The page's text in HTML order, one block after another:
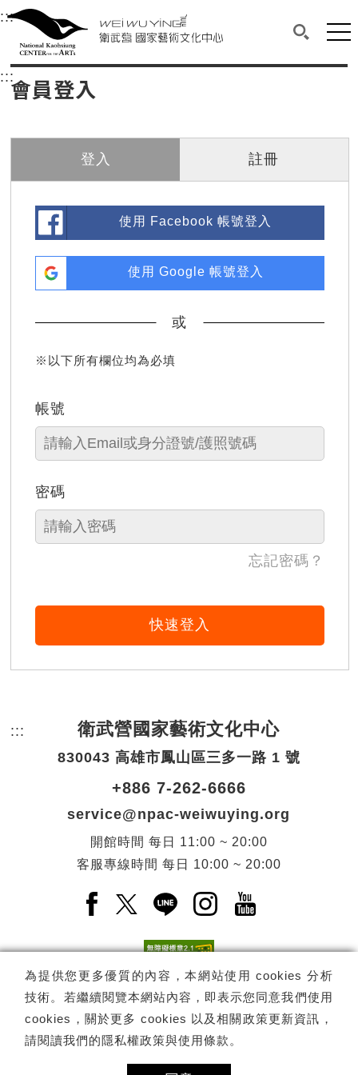
衛武營國家藝術文化中心
中央內容區塊，為本頁主要內容區。
:::選單連結區塊，此區塊列有本網站主要連結。
衛武營國家藝術文化中心
搜尋(開
網
::: 中央內容區塊，為本頁主要內容區。
會員登入
登入 註冊
使用 Facebook 帳號登入
使用 Google 帳號登入
或
※以下所有欄位均為必填
帳號
密碼
忘記密碼？
快速登入
為提供您更多優質的內容，本網站使用 cookies 分析
技術。若繼續閱覽本網站內容，即表示您同意我們使用
cookies，關於更多 cookies 以及相關政策更新資訊，
請閱讀我們的隱私權政策與使用條款 。
::: 頁尾網站資訊。
衛武營國家藝術文化中心
830043 高雄市鳳山區三多一路 1 號
+886 7-262-6666
service@npac-weiwuying.org
開館時間 每日
11:00 ~ 20:00
客服專線時間 每日 10:00 ~ 20:00
Facebook(另開新視窗)
X(另開新視窗)
LINE(另開新視窗)
Instagram(另開新視
YouTube(另開
電子報訂閱 訂閱
Copyright © 國家表演藝術中心 -衛武營國家藝術文化中心